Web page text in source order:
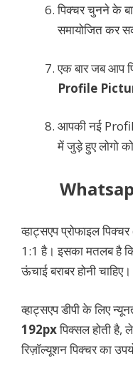
पिक्चर चुनने के
समायोजित कर
एक बार जब आप
Profile
आपकी नई
में जुड़े हुए लोगो
व्हाट्सएप प्रोफाइल
1:1 है। इसका मतलब है
ऊंचाई बराबर होनी चाहिए।
व्हाट्सएप डीपी के लिए
192pxपिक्सल होती है,
रिज़ॉल्यूशन पिक्चर का